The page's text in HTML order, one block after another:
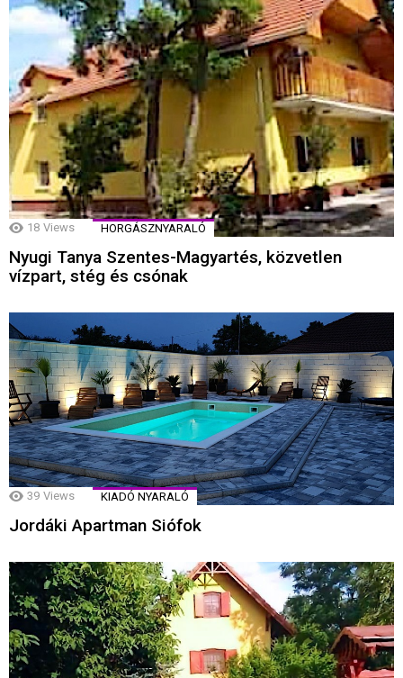
18 Views HORGÁSZNYARALÓ
Nyugi Tanya Szentes-Magyartés, közvetlen
vízpart, stég és csónak
39 Views KIADÓ NYARALÓ
Jordáki Apartman Siófok